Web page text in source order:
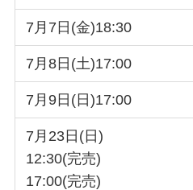
7月7日(金)18:30
7月8日(土)17:00
7月9日(日)17:00
7月23日(日)
12:30(完売)
17:00(完売)